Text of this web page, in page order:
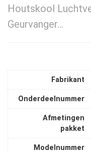
Houtskool
Geurvanger…
Fabrikant
Onderdeelnummer
Afmetingen
pakket
Modelnummer